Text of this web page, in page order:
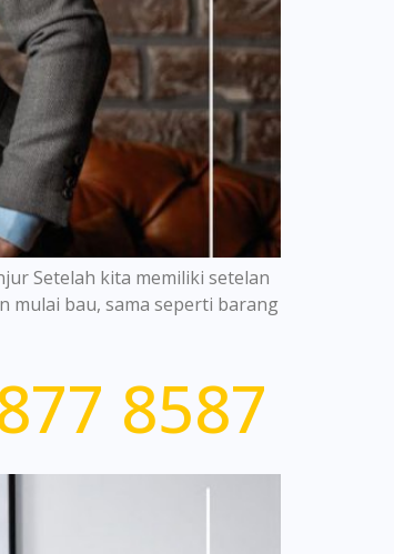
Setelah kita memiliki setelan
mulai bau, sama seperti barang
8587